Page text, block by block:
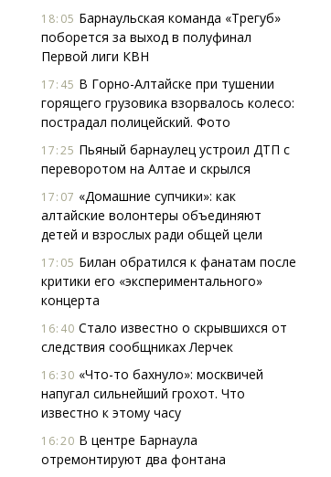
18:05 Барнаульская команда «Трегуб»
поборется за выход в полуфинал
Первой лиги КВН
17:45 В Горно-Алтайске при тушении
горящего грузовика взорвалось колесо:
пострадал полицейский. Фото
17:25 Пьяный барнаулец устроил ДТП с
переворотом на Алтае и скрылся
17:07 «Домашние супчики»: как
алтайские волонтеры объединяют
детей и взрослых ради общей цели
17:05 Билан обратился к фанатам после
критики его «экспериментального»
концерта
16:40 Стало известно о скрывшихся от
следствия сообщниках Лерчек
16:30 «Что-то бахнуло»: москвичей
напугал сильнейший грохот. Что
известно к этому часу
16:20 В центре Барнаула
отремонтируют два фонтана